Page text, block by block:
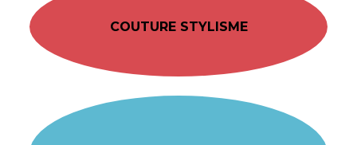
COUTURE STYLISME